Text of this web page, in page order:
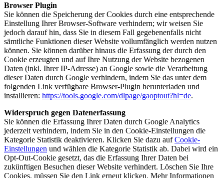
Browser Plugin
Sie können die Speicherung der Cookies durch eine entsprechende
Einstellung Ihrer Browser-Software verhindern; wir weisen Sie
jedoch darauf hin, dass Sie in diesem Fall gegebenenfalls nicht
sämtliche Funktionen dieser Website vollumfänglich werden nutzen
können. Sie können darüber hinaus die Erfassung der durch den
Cookie erzeugten und auf Ihre Nutzung der Website bezogenen
Daten (inkl. Ihrer IP-Adresse) an Google sowie die Verarbeitung
dieser Daten durch Google verhindern, indem Sie das unter dem
folgenden Link verfügbare Browser-Plugin herunterladen und
installieren: https://tools.google.com/dlpage/gaoptout?hl=de.
Widerspruch gegen Datenerfassung
Sie können die Erfassung Ihrer Daten durch Google Analytics
jederzeit verhindern, indem Sie in den Cookie-Einstellungen die
Kategorie Statistik deaktivieren. Klicken Sie dazu aufCookie-
Einstellungen und wählen die Kategorie Statistik ab. Dabei wird ein
Opt-Out-Cookie gesetzt, das die Erfassung Ihrer Daten bei
zukünftigen Besuchen dieser Website verhindert. Löschen Sie Ihre
Cookies, müssen Sie den Link erneut klicken. Mehr Informationen